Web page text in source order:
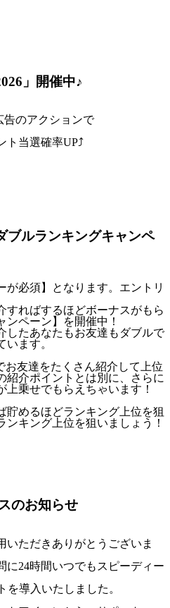
」開催中♪
のアクションで
ト当選確率UP⤴
ブルランキングキャンペ
必須】となります。エントリ
すればするほどボーナスがもら
ンペーン】を開催中！
したあなたもお友達もダブルで
ます。
お友達をたくさん紹介して上位
紹介ポイントとは別に、さらに
乗せでもらえちゃいます！
貯めるほどランキング上位を狙
ンキング上位を狙いましょう！
のお知らせ
いただきありがとうございま
に24時間いつでもスピーディー
導入いたしました。